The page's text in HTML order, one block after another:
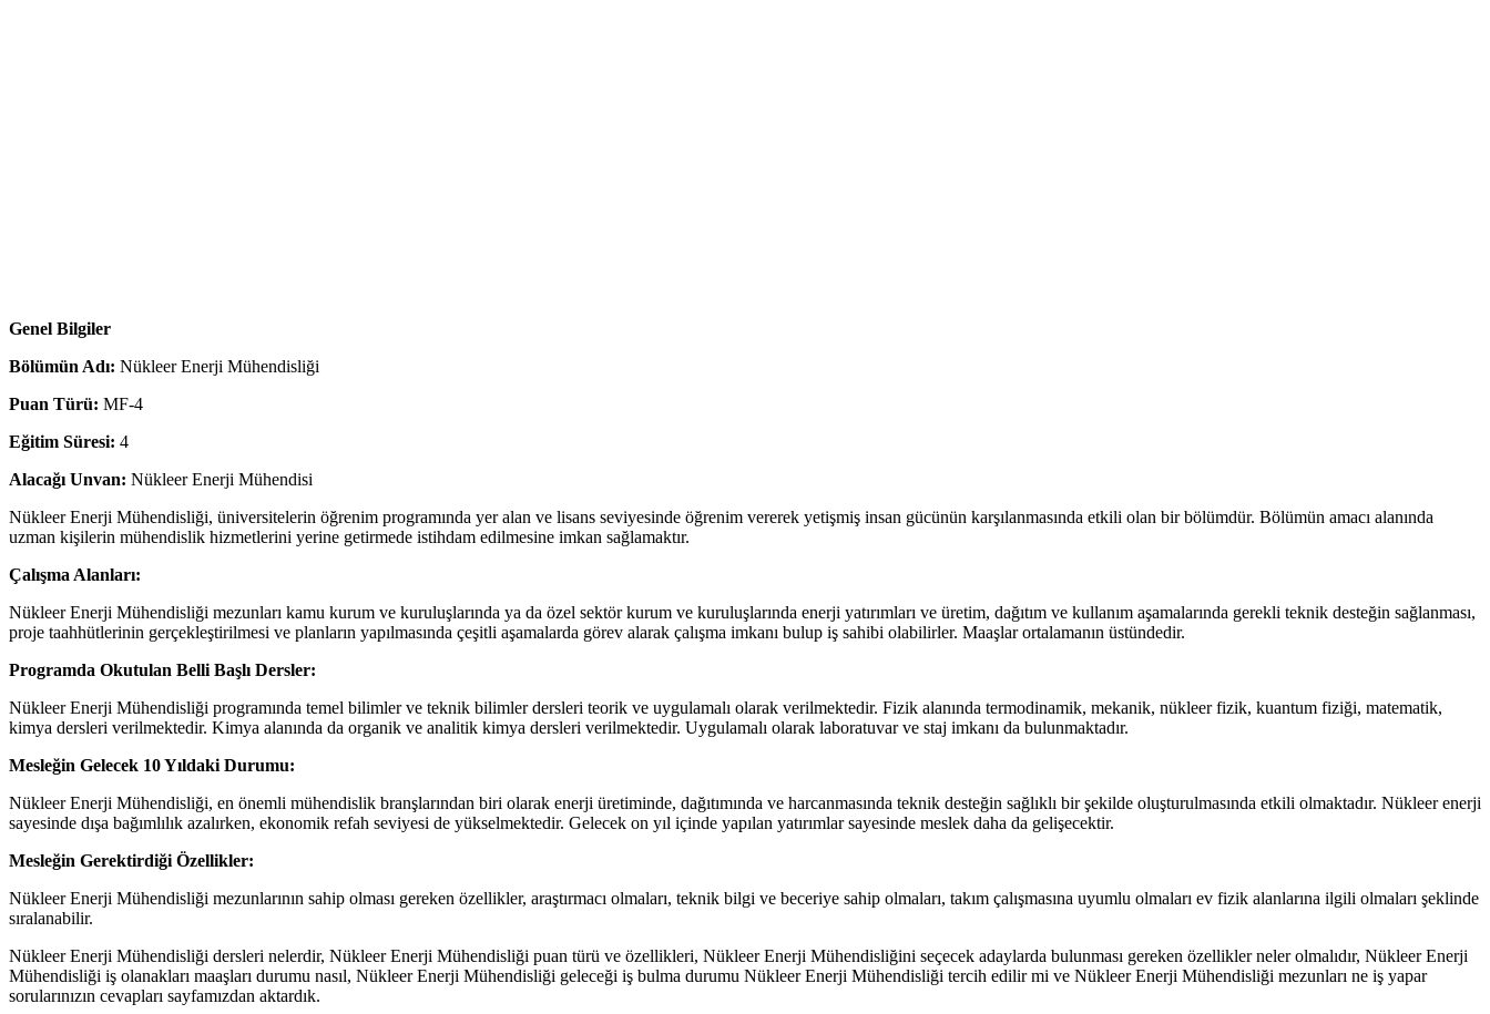
Genel Bilgiler
Bölümün Adı: Nükleer Enerji Mühendisliği
Puan Türü: MF-4
Eğitim Süresi: 4
Alacağı Unvan: Nükleer Enerji Mühendisi
Nükleer Enerji Mühendisliği, üniversitelerin öğrenim programında yer alan ve lisans seviyesinde öğrenim vererek yetişmiş insan gücünün karşılanmasında etkili olan bir bölümdür. Bölümün amacı alanında
uzman kişilerin mühendislik hizmetlerini yerine getirmede istihdam edilmesine imkan sağlamaktır.
Çalışma Alanları:
Nükleer Enerji Mühendisliği mezunları kamu kurum ve kuruluşlarında ya da özel sektör kurum ve kuruluşlarında enerji yatırımları ve üretim, dağıtım ve kullanım aşamalarında gerekli teknik desteğin sağlanması,
proje taahhütlerinin gerçekleştirilmesi ve planların yapılmasında çeşitli aşamalarda görev alarak çalışma imkanı bulup iş sahibi olabilirler. Maaşlar ortalamanın üstündedir.
Programda Okutulan Belli Başlı Dersler:
Nükleer Enerji Mühendisliği programında temel bilimler ve teknik bilimler dersleri teorik ve uygulamalı olarak verilmektedir. Fizik alanında termodinamik, mekanik, nükleer fizik, kuantum fiziği, matematik,
kimya dersleri verilmektedir. Kimya alanında da organik ve analitik kimya dersleri verilmektedir. Uygulamalı olarak laboratuvar ve staj imkanı da bulunmaktadır.
Mesleğin Gelecek 10 Yıldaki Durumu:
Nükleer Enerji Mühendisliği, en önemli mühendislik branşlarından biri olarak enerji üretiminde, dağıtımında ve harcanmasında teknik desteğin sağlıklı bir şekilde oluşturulmasında etkili olmaktadır. Nükleer enerji
sayesinde dışa bağımlılık azalırken, ekonomik refah seviyesi de yükselmektedir. Gelecek on yıl içinde yapılan yatırımlar sayesinde meslek daha da gelişecektir.
Mesleğin Gerektirdiği Özellikler:
Nükleer Enerji Mühendisliği mezunlarının sahip olması gereken özellikler, araştırmacı olmaları, teknik bilgi ve beceriye sahip olmaları, takım çalışmasına uyumlu olmaları ev fizik alanlarına ilgili olmaları şeklinde
sıralanabilir.
Nükleer Enerji Mühendisliği dersleri nelerdir, Nükleer Enerji Mühendisliği puan türü ve özellikleri, Nükleer Enerji Mühendisliğini seçecek adaylarda bulunması gereken özellikler neler olmalıdır, Nükleer Enerji
Mühendisliği iş olanakları maaşları durumu nasıl, Nükleer Enerji Mühendisliği geleceği iş bulma durumu Nükleer Enerji Mühendisliği tercih edilir mi ve Nükleer Enerji Mühendisliği mezunları ne iş yapar
sorularınızın cevapları sayfamızdan aktardık.